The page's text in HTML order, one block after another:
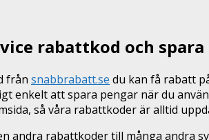
rabattkod och
från snabbrabatt.se du kan få rabatt
enkelt att spara pengar när du
så våra rabattkoder är alltid
andra rabattkoder till många andra